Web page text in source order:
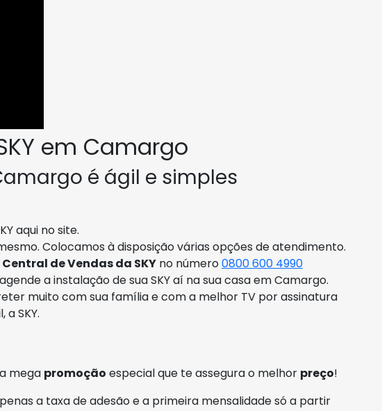
em Camargo
é ágil e simples
aqui no site.
Colocamos à disposição várias opções de atendimento.
Central de Vendas da SKY no número0800 600 4990
a instalação de sua SKY aí na sua casa em Camargo.
muito com sua família e com a melhor TV por assinatura
SKY.
mega promoção especial que te assegura o melhor preço!
a taxa de adesão e a primeira mensalidade só a partir